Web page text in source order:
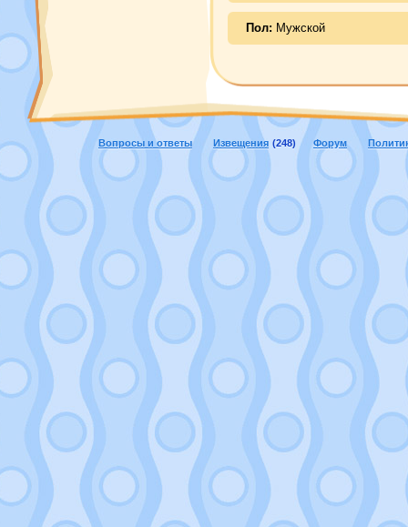
Пол: Мужской
Вопросы и ответы Извещения (248) Форум